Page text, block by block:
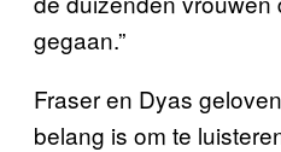
gegaan.”
Fraser en Dyas
belang is om te